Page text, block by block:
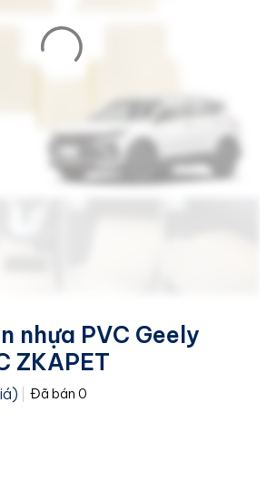
nhựa PVC Geely
ZKAPET
Đã bán0